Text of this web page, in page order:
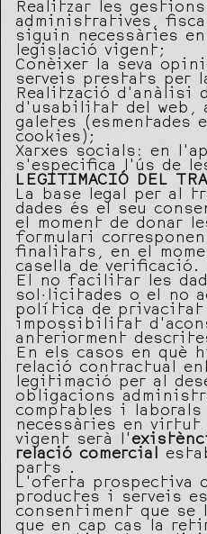
Realitzar les
administratives,
siguin necessàries
legislació vigent;
Conèixer la seva
serveis prestats per
Realització d’anàlisi
d’usabilitat del web,
galetes (esmentades
cookies);
Xarxes socials: en
s’especifica l’ús de
LEGITIMACIÓ DEL
La base legal per al
dades és el seu
el moment de donar
formulari
finalitats, en el
casella de verificació.
El no facilitar les
sol·licitades o el no
política de privacitat
impossibilitat
anteriorment
En els casos en què
relació contractual
legitimació per al
obligacions
comptables i laborals
necessàries en virtut
vigent serà l’
relació comercial
parts .
L’oferta prospectiva
productes i serveis
consentiment que
que en cap cas la